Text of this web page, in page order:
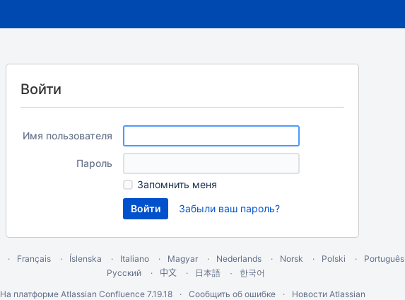
Войти
Имя пользователя
Пароль
Запомнить меня
Забыли ваш пароль?
Français Íslenska Italiano Magyar Nederlands Norsk Polski Português
Русский
中文 日本語
한국어
На платформе Atlassian Confluence 7.19.18 Сообщить об ошибке Новости Atlassian